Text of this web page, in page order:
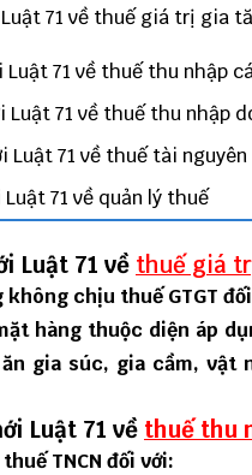
71 về thuế giá trị gia
71 về thuế thu nhập
71 về thuế thu nhập
Luật 71 về thuế tài nguyên
71 về quản lý thuế
Luật 71 về thuế giá
không chịu thuế GTGT
hàng thuộc diện áp
ăn gia súc, gia cầm,
Luật 71 về thuế thu
TNCN đối với: